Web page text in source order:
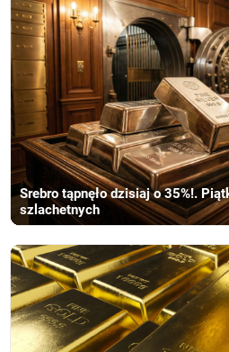
Srebro tąpnęło dzisiaj o 35%!.
szlachetnych